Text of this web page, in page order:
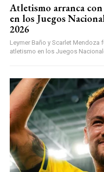
Atletismo arranca
en los Juegos
2026
Leymer Baño y Scarlet
atletismo en los Juegos